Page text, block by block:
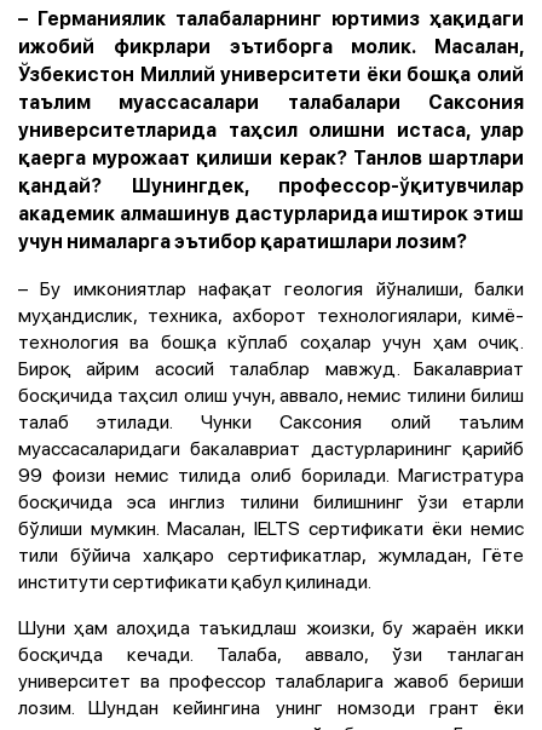
– Германиялик талабаларнинг юртимиз ҳақидаги
ижобий фикрлари эътиборга молик. Масалан,
Ўзбекистон Миллий университети ёки бошқа олий
таълим муассасалари талабалари Саксония
университетларида таҳсил олишни истаса, улар
қаерга мурожаат қилиши керак? Танлов шартлари
қандай? Шунингдек, профессор-ўқитувчилар
академик алмашинув дастурларида иштирок этиш
учун нималарга эътибор қаратишлари лозим?
– Бу имкониятлар нафақат геология йўналиши, балки
муҳандислик, техника, ахборот технологиялари, кимё-
технология ва бошқа кўплаб соҳалар учун ҳам очиқ.
Бироқ айрим асосий талаблар мавжуд. Бакалавриат
босқичида таҳсил олиш учун, аввало, немис тилини билиш
талаб этилади. Чунки Саксония олий таълим
муассасаларидаги бакалавриат дастурларининг қарийб
99 фоизи немис тилида олиб борилади. Магистратура
босқичида эса инглиз тилини билишнинг ўзи етарли
бўлиши мумкин. Масалан, IELTS сертификати ёки немис
тили бўйича халқаро сертификатлар, жумладан, Гёте
институти сертификати қабул қилинади.
Шуни ҳам алоҳида таъкидлаш жоизки, бу жараён икки
босқичда кечади. Талаба, аввало, ўзи танлаган
университет ва профессор талабларига жавоб бериши
лозим. Шундан кейингина унинг номзоди грант ёки